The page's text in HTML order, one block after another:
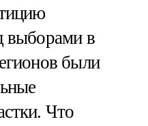
выборами в
были
Что